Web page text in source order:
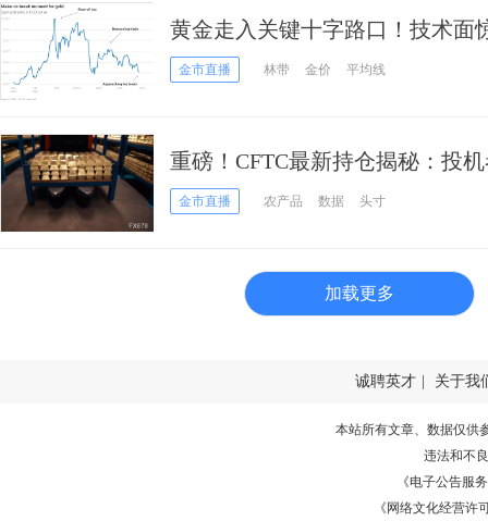
黄金走入关键十字路口！技术面
元成下一目标位
金市直播 林带 金价 平均线
重磅！CFTC最新持仓揭秘：投
黄金原油方向突变，市场在押注
金市直播 农产品 数据 头寸
加载更多
诚聘英才 关于我
本站所有文章、数据仅供
违法和不
《电子公告服务
《网络文化经营许